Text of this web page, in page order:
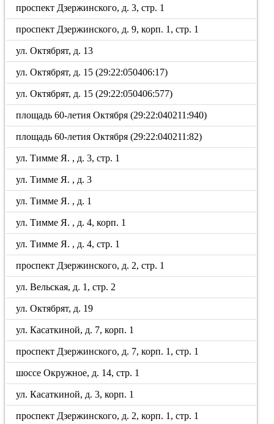
проспект Дзержинского, д. 3, стр. 1
проспект Дзержинского, д. 9, корп. 1, стр. 1
ул. Октябрят, д. 13
ул. Октябрят, д. 15 (29:22:050406:17)
ул. Октябрят, д. 15 (29:22:050406:577)
площадь 60-летия Октября (29:22:040211:940)
площадь 60-летия Октября (29:22:040211:82)
ул. Тимме Я. , д. 3, стр. 1
ул. Тимме Я. , д. 3
ул. Тимме Я. , д. 1
ул. Тимме Я. , д. 4, корп. 1
ул. Тимме Я. , д. 4, стр. 1
проспект Дзержинского, д. 2, стр. 1
ул. Вельская, д. 1, стр. 2
ул. Октябрят, д. 19
ул. Касаткиной, д. 7, корп. 1
проспект Дзержинского, д. 7, корп. 1, стр. 1
шоссе Окружное, д. 14, стр. 1
ул. Касаткиной, д. 3, корп. 1
проспект Дзержинского, д. 2, корп. 1, стр. 1